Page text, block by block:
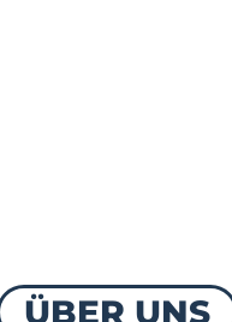
ÜBER UNS